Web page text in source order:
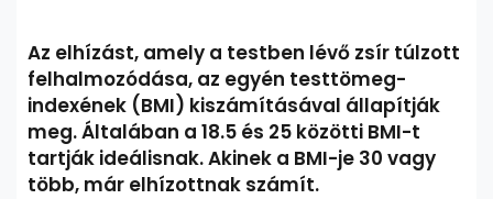
Az elhízást, amely a testben lévő zsír túlzott
felhalmozódása, az egyén testtömeg-
indexének (BMI) kiszámításával állapítják
meg. Általában a 18.5 és 25 közötti BMI-t
tartják ideálisnak. Akinek a BMI-je 30 vagy
több, már elhízottnak számít.